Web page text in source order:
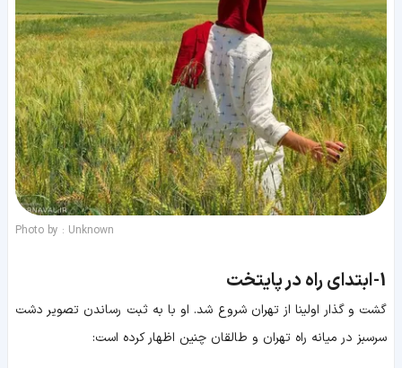
Photo by : Unknown
1- ابتدای راه در پایتخت
گشت و گذار اولینا از تهران شروع شد. او با به ثبت رساندن تصویر دشت
سرسبز در میانه راه تهران و طالقان چنین اظهار کرده است: